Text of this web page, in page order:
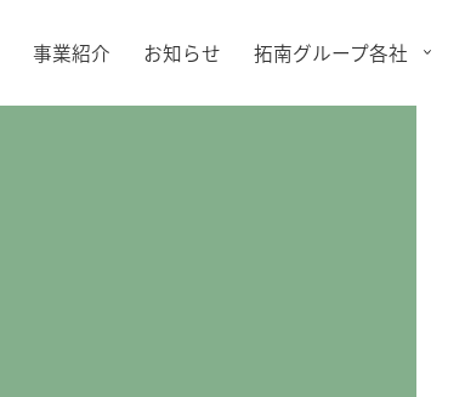
事業紹介 お知らせ 拓南グループ各社